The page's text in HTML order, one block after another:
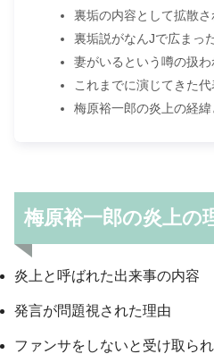
裏垢の内容として拡散さ
裏垢説がなんJで広まっ
妻がいるという噂の扱わ
これまでに演じてきた
梅原裕一郎の炎上の経
梅原裕一郎の炎上の
炎上と呼ばれた出来事の内容
発言が問題視された理由
ファンサをしないと受け取ら